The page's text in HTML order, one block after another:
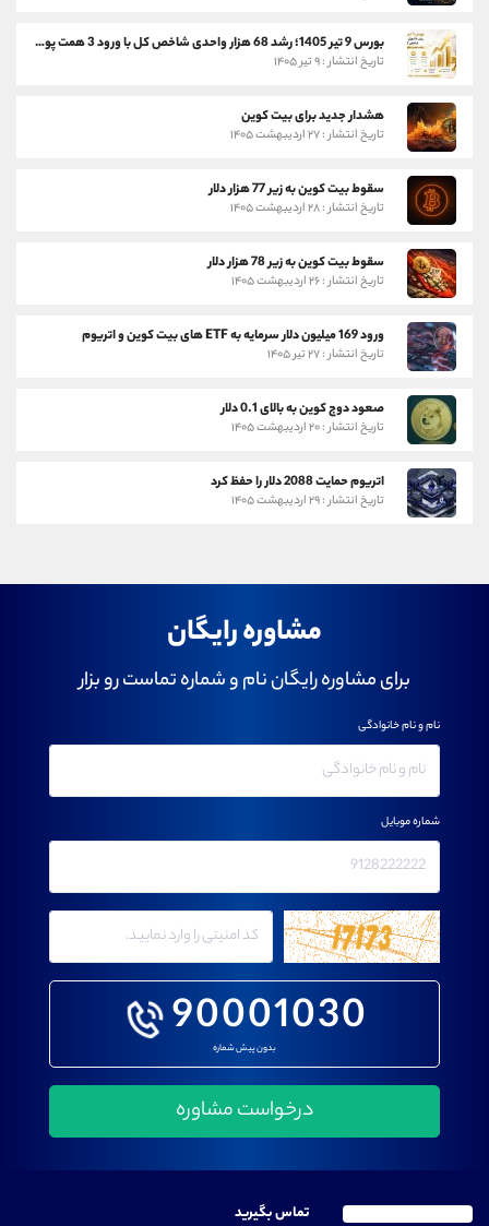
بورس 9 تیر 1405؛ رشد 68 هزار واحدی شاخص کل با ورود 3 همت پول حقیقی
تاریخ انتشار : ۹ تیر ۱۴۰۵
هشدار جدید برای بیت کوین
تاریخ انتشار : ۲۷ اردیبهشت ۱۴۰۵
سقوط بیت کوین به زیر 77 هزار دلار
تاریخ انتشار : ۲۸ اردیبهشت ۱۴۰۵
سقوط بیت کوین به زیر 78 هزار دلار
تاریخ انتشار : ۲۶ اردیبهشت ۱۴۰۵
ورود 169 میلیون دلار سرمایه به ETF های بیت کوین و اتریوم
تاریخ انتشار : ۲۷ تیر ۱۴۰۵
صعود دوج کوین به بالای 0.1 دلار
تاریخ انتشار : ۲۰ اردیبهشت ۱۴۰۵
اتریوم حمایت 2088 دلار را حفظ کرد
تاریخ انتشار : ۲۹ اردیبهشت ۱۴۰۵
مشاوره رایگان
برای مشاوره رایگان نام و شماره تماست رو بزار
90001030
بدون پیش شماره
نام و نام خانوادگی
شماره موبایل
تماس بگیرید